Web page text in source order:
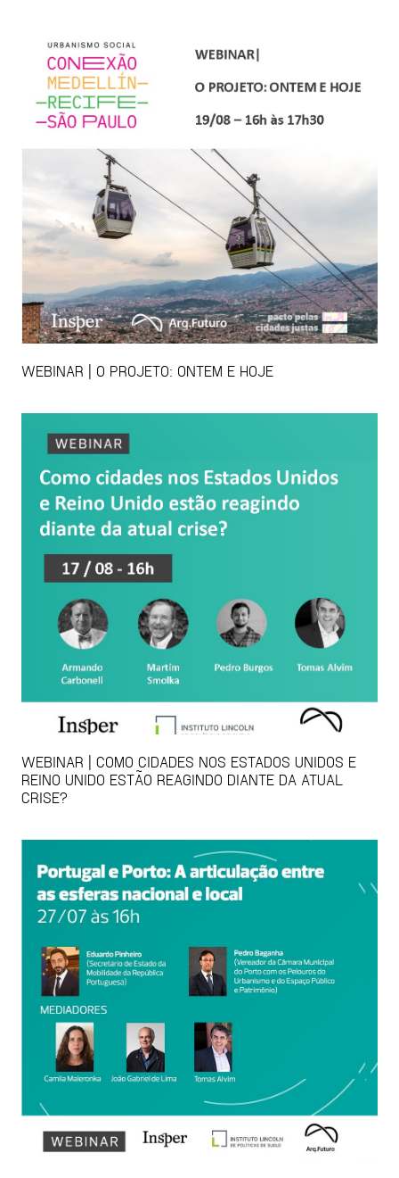
WEBINAR | O PROJETO: ONTEM E HOJE
WEBINAR | COMO CIDADES NOS ESTADOS UNIDOS E
REINO UNIDO ESTÃO REAGINDO DIANTE DA ATUAL
CRISE?